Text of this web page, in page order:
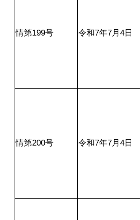
情第199号 令和7年7月4日
情第200号 令和7年7月4日